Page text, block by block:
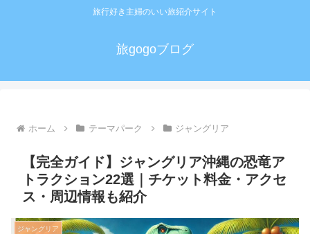
旅行好き主婦のいい旅紹介サイト
旅gogoブログ
ホーム テーマパーク ジャングリア
【完全ガイド】ジャングリア沖縄の恐竜ア
トラクション22選｜チケット料金・アクセ
ス・周辺情報も紹介
ジャングリア